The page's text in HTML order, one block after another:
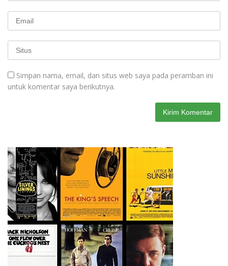
Simpan nama, email, dan situs web saya pada peramban ini
untuk komentar saya berikutnya.